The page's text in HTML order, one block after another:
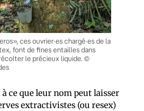
ces ouvrier·es chargé·es de la
font de fines entailles dans
récolter le précieux liquide. ©
ce que leur nom peut laisser
extractivistes (ou resex)